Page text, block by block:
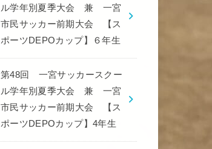
ル学年別夏季大会 兼 一宮
市民サッカー前期大会 【ス
ポーツDEPOカップ】６年生
第48回 一宮サッカースクー
ル学年別夏季大会 兼 一宮
市民サッカー前期大会 【ス
ポーツDEPOカップ】4年生